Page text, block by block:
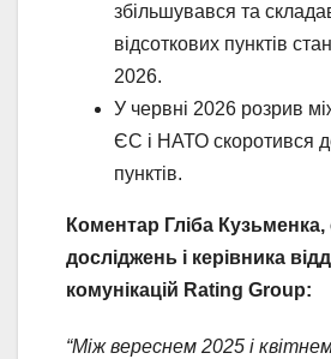
збільшувався та
відсоткових пунктів
2026.
У червні 2026 розрив
ЄС і НАТО скоротився
пунктів.
Коментар Гліба Кузьменка,
досліджень і керівника
комунікацій Rating Group:
“Між вереснем 2025 і